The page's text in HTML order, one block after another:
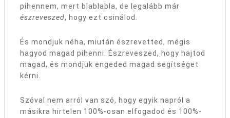
pihennem, mert blablabla, de legalább már
észreveszed, hogy ezt csinálod.
És mondjuk néha, miután észrevetted, mégis
hagyod magad pihenni. Észreveszed, hogy hajtod
magad, és mondjuk engeded magad segítséget
kérni.
Szóval nem arról van szó, hogy egyik napról a
másikra hirtelen 100%-osan elfogadod és 100%-